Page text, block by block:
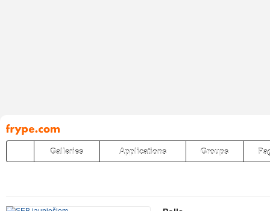
Pāriet
uz
saturu
Galleries Applications Groups